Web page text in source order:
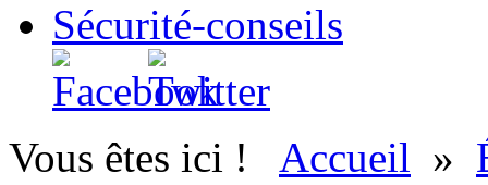
Sécurité-conseils
Vous êtes ici ! Accueil »